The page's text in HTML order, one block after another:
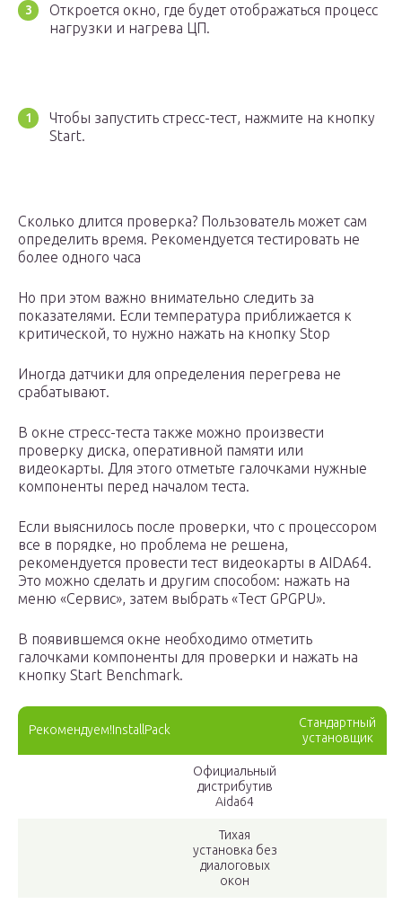
Откроется окно, где будет отображаться процесс
нагрузки и нагрева ЦП.
Чтобы запустить стресс-тест, нажмите на кнопку
Start.
Сколько длится проверка? Пользователь может сам
определить время. Рекомендуется тестировать не
более одного часа
Но при этом важно внимательно следить за
показателями. Если температура приближается к
критической, то нужно нажать на кнопку Stop
Иногда датчики для определения перегрева не
срабатывают.
В окне стресс-теста также можно произвести
проверку диска, оперативной памяти или
видеокарты. Для этого отметьте галочками нужные
компоненты перед началом теста.
Если выяснилось после проверки, что с процессором
все в порядке, но проблема не решена,
рекомендуется провести тест видеокарты в AIDA64.
Это можно сделать и другим способом: нажать на
меню «Сервис», затем выбрать «Тест GPGPU».
В появившемся окне необходимо отметить
галочками компоненты для проверки и нажать на
кнопку Start Benchmark.
Рекомендуем!InstallPack
Стандартный
установщик
Официальный
дистрибутив
Aida64
Тихая
установка без
диалоговых
окон